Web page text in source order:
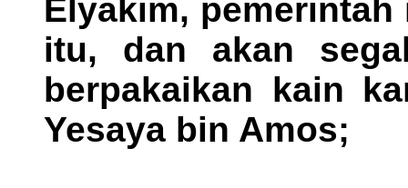
Elyakim,
itu, dan akan
berpakaikan kain
Yesaya bin Amos;